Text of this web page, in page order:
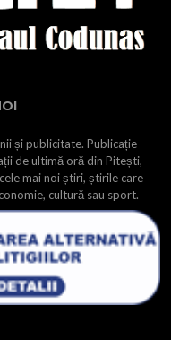
și publicitate. Publicație
de ultimă oră din Pitești,
mai noi știri, știrile care
cultură sau sport.